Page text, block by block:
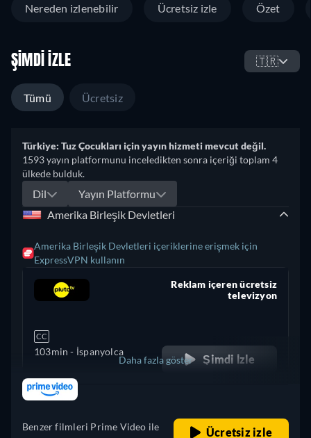
Nereden izlenebilir Ücretsiz izle Özet
ŞIMDI İZLE 🇹🇷
Tümü Ücretsiz
Türkiye: Tuz Çocukları için yayın hizmeti mevcut değil.
1593 yayın platformunu inceledikten sonra içeriği toplam 4
ülkede bulduk.
Dil
Yayın Platformu
Amerika Birleşik Devletleri
Amerika Birleşik Devletleri içeriklerine erişmek için
ExpressVPN kullanın
CC
103min - İspanyolca
Reklam içeren ücretsiz
televizyon
Şimdi İzle
Meksika
Daha fazla göster
Benzer filmleri Prime Video ile
Ücretsiz izle